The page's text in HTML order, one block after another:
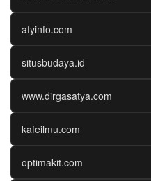
afyinfo.com
situsbudaya.id
www.dirgasatya.com
kafeilmu.com
optimakit.com